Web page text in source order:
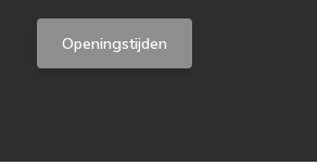
Openingstijden